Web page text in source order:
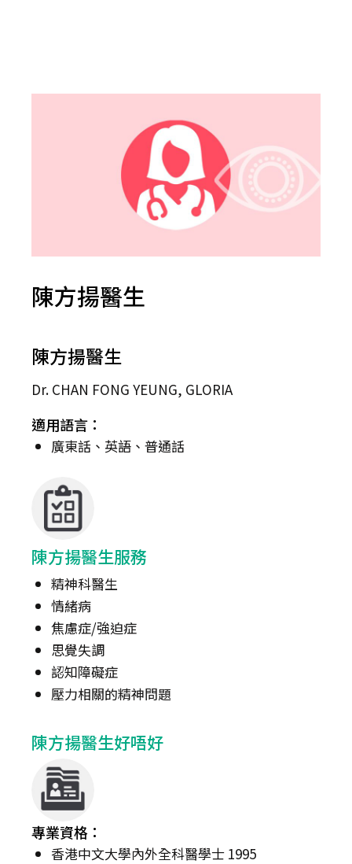
陳方揚醫生
陳方揚醫生
Dr. CHAN FONG YEUNG, GLORIA
適用語言：
廣東話、英語、普通話
陳方揚醫生服務
精神科醫生
情緒病
焦慮症/強迫症
思覺失調
認知障礙症
壓力相關的精神問題
陳方揚醫生好唔好
專業資格：
香港中文大學內外全科醫學士 1995